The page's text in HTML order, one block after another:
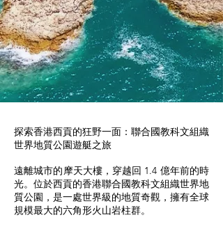
探索香港西貢的狂野一面：聯合國教科文組織
世界地質公園遊艇之旅
遠離城市的摩天大樓，穿越回 1.4 億年前的時
光。位於西貢的香港聯合國教科文組織世界地
質公園，是一處世界級的地質奇觀，擁有全球
規模最大的六角形火山岩柱群。